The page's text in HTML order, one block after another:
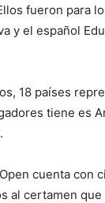
fueron para
y el español
18 países
tiene es
cuenta con
al certamen